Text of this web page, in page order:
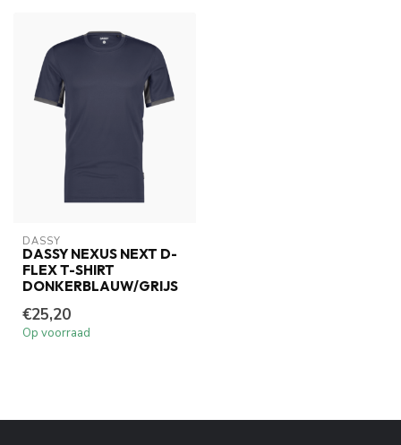
DASSY
DASSY NEXUS NEXT D-
FLEX T-SHIRT
DONKERBLAUW/GRIJS
€25,20
Op voorraad